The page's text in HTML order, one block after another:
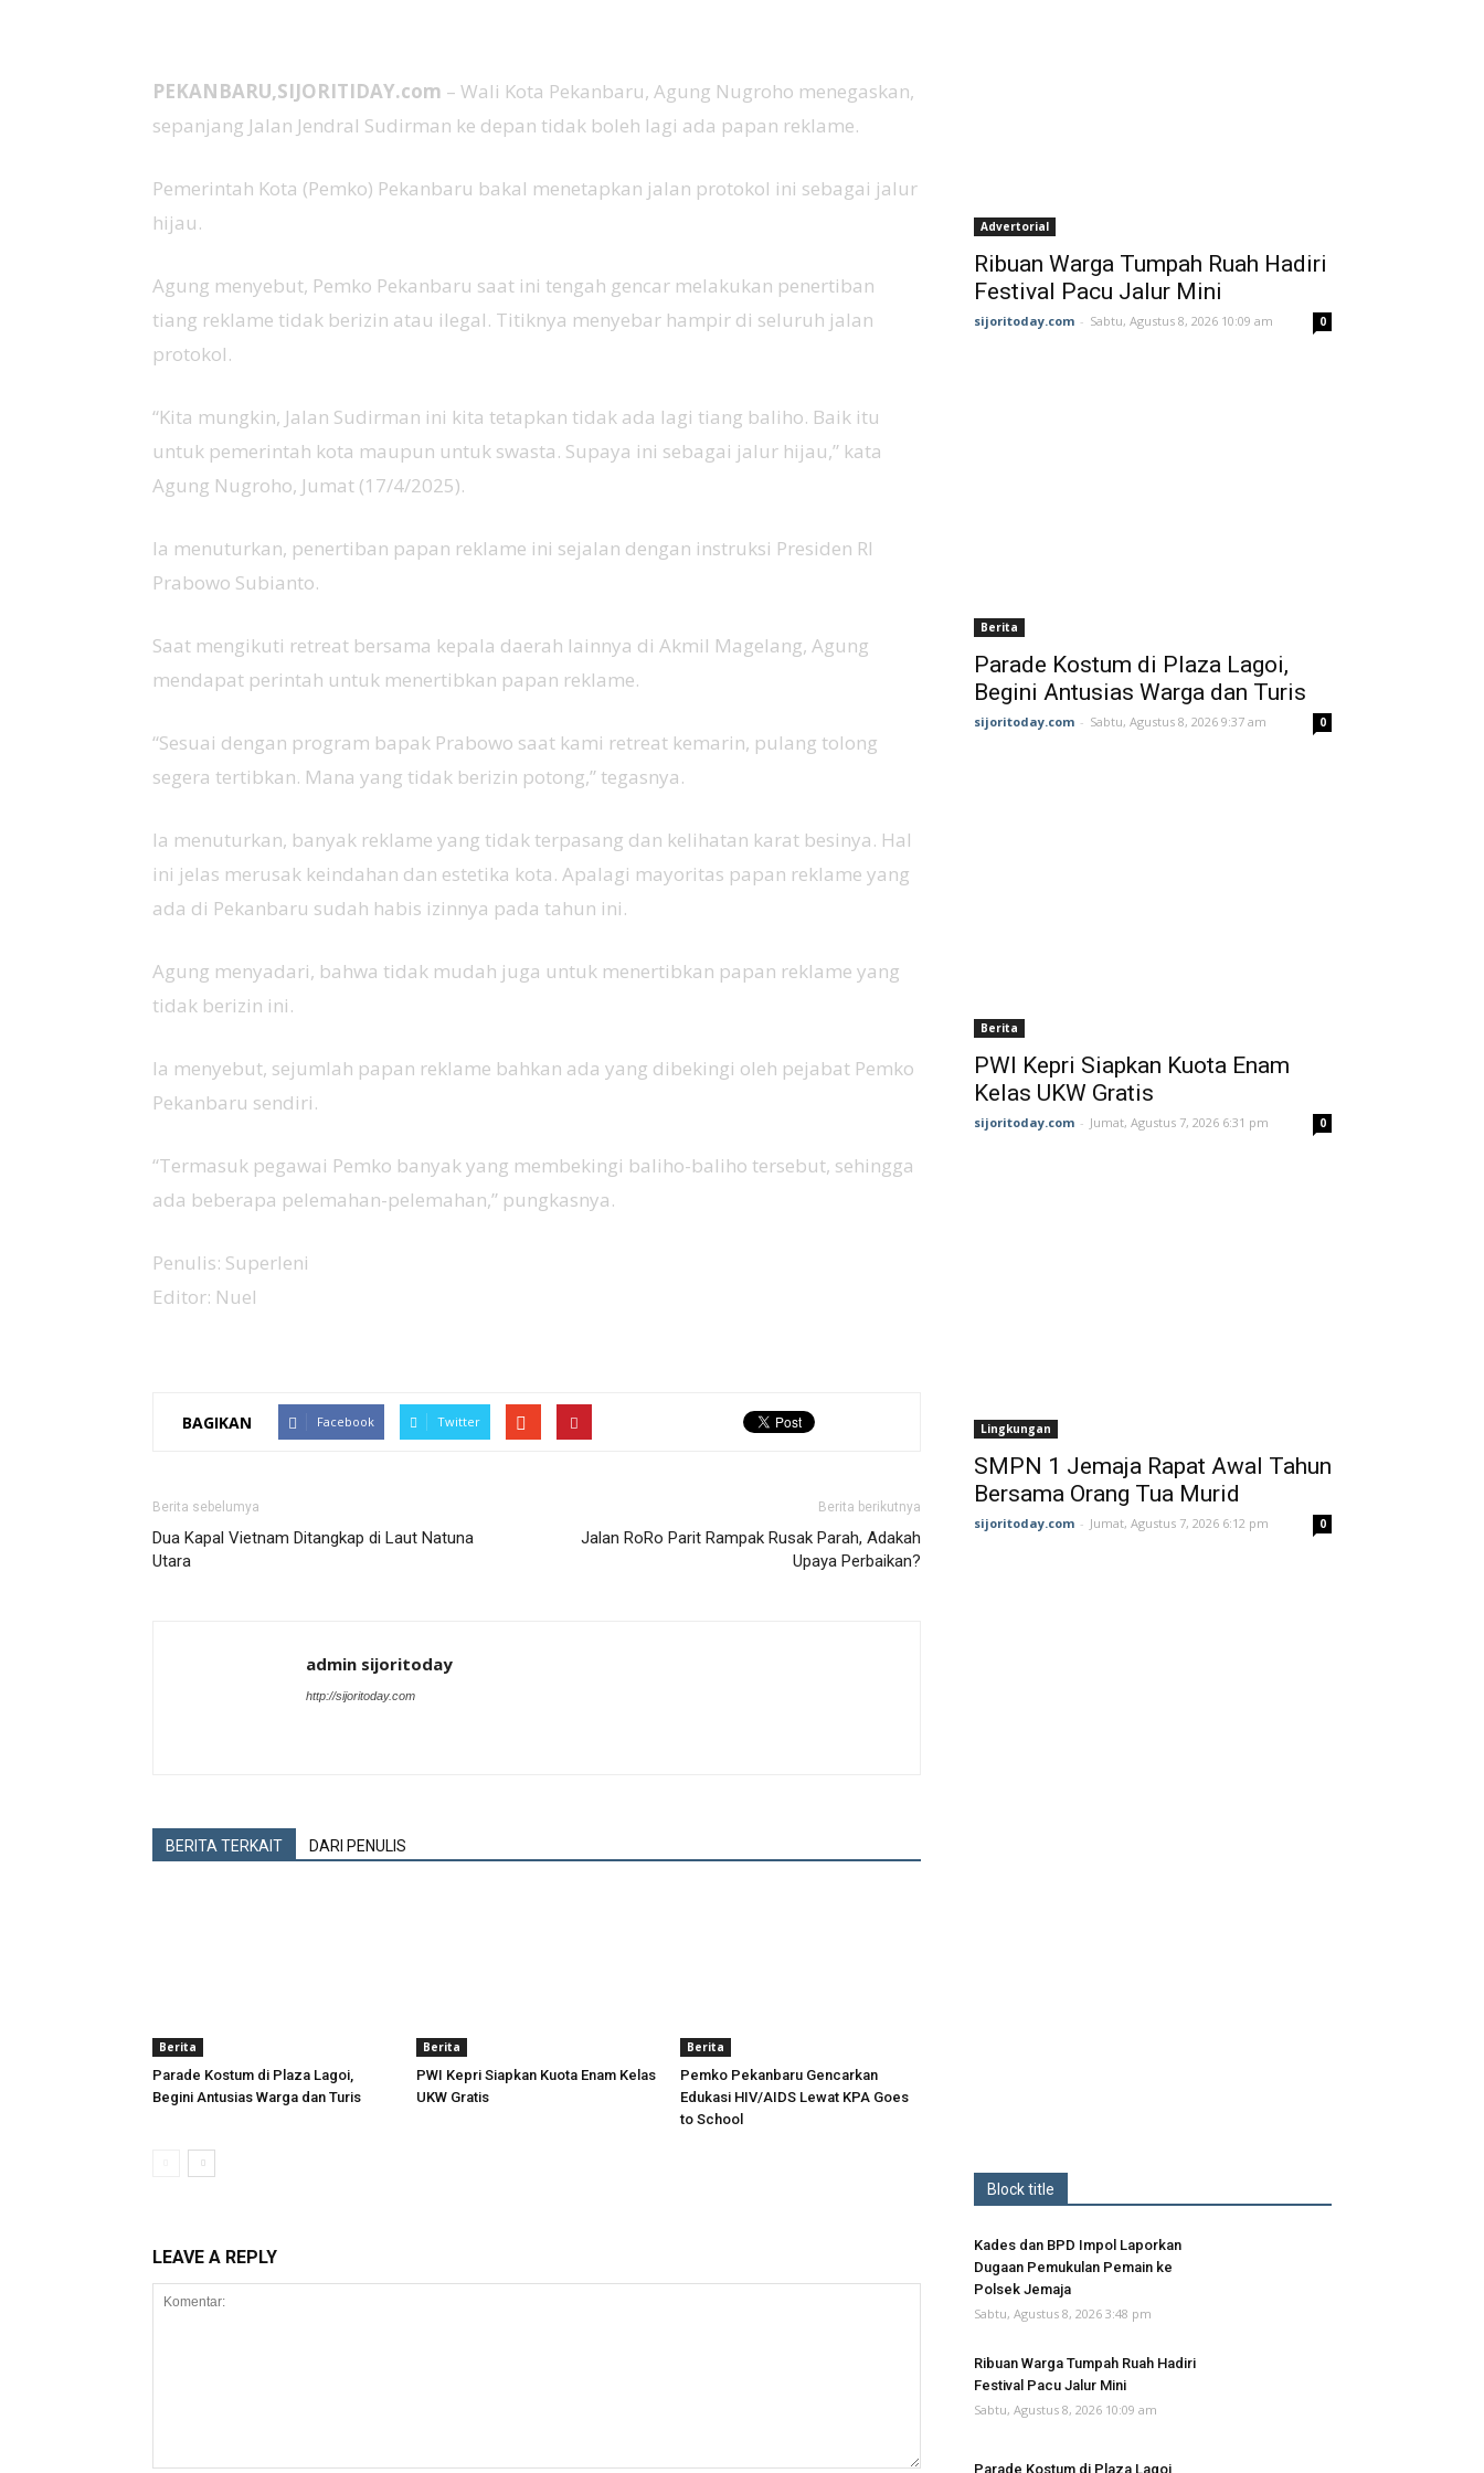
PEKANBARU,SIJORITIDAY.com – Wali Kota Pekanbaru, Agung Nugroho menegaskan,
sepanjang Jalan Jendral Sudirman ke depan tidak boleh lagi ada papan reklame.
Pemerintah Kota (Pemko) Pekanbaru bakal menetapkan jalan protokol ini sebagai jalur
hijau.
Agung menyebut, Pemko Pekanbaru saat ini tengah gencar melakukan penertiban
tiang reklame tidak berizin atau ilegal. Titiknya menyebar hampir di seluruh jalan
protokol.
“Kita mungkin, Jalan Sudirman ini kita tetapkan tidak ada lagi tiang baliho. Baik itu
untuk pemerintah kota maupun untuk swasta. Supaya ini sebagai jalur hijau,” kata
Agung Nugroho, Jumat (17/4/2025).
Ia menuturkan, penertiban papan reklame ini sejalan dengan instruksi Presiden RI
Prabowo Subianto.
Saat mengikuti retreat bersama kepala daerah lainnya di Akmil Magelang, Agung
mendapat perintah untuk menertibkan papan reklame.
“Sesuai dengan program bapak Prabowo saat kami retreat kemarin, pulang tolong
segera tertibkan. Mana yang tidak berizin potong,” tegasnya.
Ia menuturkan, banyak reklame yang tidak terpasang dan kelihatan karat besinya. Hal
ini jelas merusak keindahan dan estetika kota. Apalagi mayoritas papan reklame yang
ada di Pekanbaru sudah habis izinnya pada tahun ini.
Agung menyadari, bahwa tidak mudah juga untuk menertibkan papan reklame yang
tidak berizin ini.
Ia menyebut, sejumlah papan reklame bahkan ada yang dibekingi oleh pejabat Pemko
Pekanbaru sendiri.
“Termasuk pegawai Pemko banyak yang membekingi baliho-baliho tersebut, sehingga
ada beberapa pelemahan-pelemahan,” pungkasnya.
Penulis: Superleni
Editor: Nuel
BAGIKAN Facebook Twitter
Berita sebelumya
Dua Kapal Vietnam Ditangkap di Laut Natuna
Utara
Berita berikutnya
Jalan RoRo Parit Rampak Rusak Parah, Adakah
Upaya Perbaikan?
admin sijoritoday
http://sijoritoday.com
BERITA TERKAIT DARI PENULIS
Berita
Parade Kostum di Plaza Lagoi,
Begini Antusias Warga dan Turis
Berita
PWI Kepri Siapkan Kuota Enam Kelas
UKW Gratis
Berita
Pemko Pekanbaru Gencarkan
Edukasi HIV/AIDS Lewat KPA Goes
to School
LEAVE A REPLY
Advertorial
Ribuan Warga Tumpah Ruah Hadiri
Festival Pacu Jalur Mini
sijoritoday.com - Sabtu, Agustus 8, 2026 10:09 am 0
Berita
Parade Kostum di Plaza Lagoi,
Begini Antusias Warga dan Turis
sijoritoday.com - Sabtu, Agustus 8, 2026 9:37 am 0
Berita
PWI Kepri Siapkan Kuota Enam
Kelas UKW Gratis
sijoritoday.com - Jumat, Agustus 7, 2026 6:31 pm 0
Lingkungan
SMPN 1 Jemaja Rapat Awal Tahun
Bersama Orang Tua Murid ‎
sijoritoday.com - Jumat, Agustus 7, 2026 6:12 pm 0
Block title
Kades dan BPD Impol Laporkan
Dugaan Pemukulan Pemain ke
Polsek Jemaja
Sabtu, Agustus 8, 2026 3:48 pm
Ribuan Warga Tumpah Ruah Hadiri
Festival Pacu Jalur Mini
Sabtu, Agustus 8, 2026 10:09 am
Parade Kostum di Plaza Lagoi,